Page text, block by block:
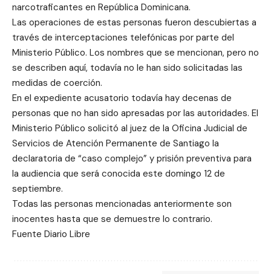
narcotraficantes en República Dominicana.
Las operaciones de estas personas fueron descubiertas a
través de interceptaciones telefónicas por parte del
Ministerio Público. Los nombres que se mencionan, pero no
se describen aquí, todavía no le han sido solicitadas las
medidas de coerción.
En el expediente acusatorio todavía hay decenas de
personas que no han sido apresadas por las autoridades. El
Ministerio Público solicitó al juez de la Oficina Judicial de
Servicios de Atención Permanente de Santiago la
declaratoria de “caso complejo” y prisión preventiva para
la audiencia que será conocida este domingo 12 de
septiembre.
Todas las personas mencionadas anteriormente son
inocentes hasta que se demuestre lo contrario.
Fuente Diario Libre